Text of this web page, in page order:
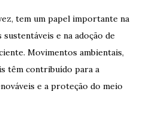
tem um papel importante na
e na adoção de
Movimentos ambientais,
têm contribuído para a
e a proteção do meio